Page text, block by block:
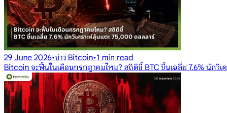
29 June 2026•ข่าว Bitcoin•1 min read
Bitcoin จะฟื้นในเดือนกรกฎาคมไหม? สถิติชี้ BTC ขึ้นเฉลี่ย 7.6% นักวิ